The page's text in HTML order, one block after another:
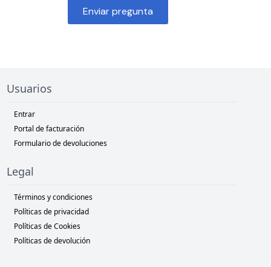
Enviar pregunta
Usuarios
Entrar
Portal de facturación
Formulario de devoluciones
Legal
Términos y condiciones
Políticas de privacidad
Políticas de Cookies
Políticas de devolución